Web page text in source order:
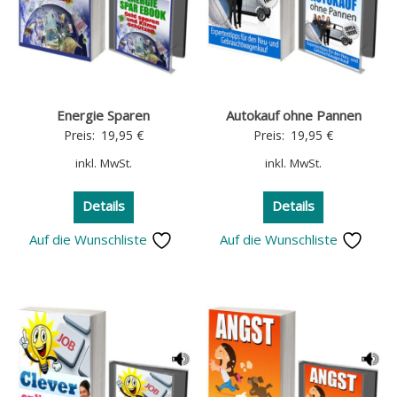
Energie Sparen
Preis: 19,95 €
inkl. MwSt.
Details
Auf die Wunschliste
Autokauf ohne Pannen
Preis: 19,95€
inkl. MwSt.
Details
Auf die Wunschliste